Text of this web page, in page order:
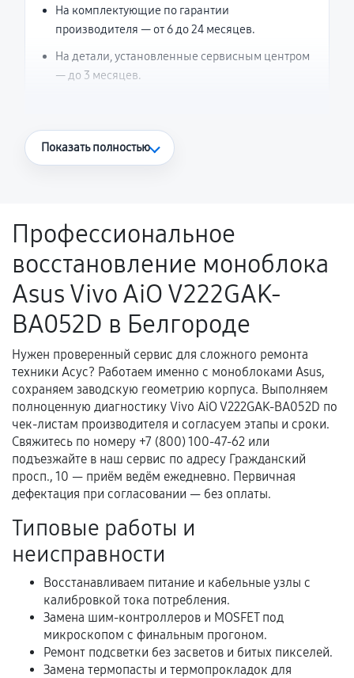
На комплектующие по гарантии
производителя — от 6 до 24 месяцев.
На детали, установленные сервисным центром
— до 3 месяцев.
Что считается гарантийным случаем
Поломка установленной детали при
нормальной эксплуатации в течение
гарантийного срока.
Несоответствие комплектующей заявленным
техническим характеристикам.
Документы для подтверждения
гарантии
Гарантийный талон.
Акт выполненных работ с датой, перечнем
услуг и сроком гарантии.
и кассовый чек.
Расширенная гарантия
В некоторых случаях возможно оформление
расширенной гарантии. Стоимость, сроки и
условия продления согласовываются отдельно и
Показать полностью
Профессиональное
восстановление моноблока
Asus Vivo AiO V222GAK-
BA052D в Белгороде
Нужен проверенный сервис для сложного ремонта
техники Асус? Работаем именно с моноблоками Asus,
сохраняем заводскую геометрию корпуса. Выполняем
полноценную диагностику Vivo AiO V222GAK-BA052D по
чек-листам производителя и согласуем этапы и сроки.
Свяжитесь по номеру +7 (800) 100-47-62 или
подъезжайте в наш сервис по адресу Гражданский
просп., 10 — приём ведём ежедневно. Первичная
дефектация при согласовании — без оплаты.
Типовые работы и
неисправности
Восстанавливаем питание и кабельные узлы с
калибровкой тока потребления.
Замена шим-контроллеров и MOSFET под
микроскопом с финальным прогоном.
Ремонт подсветки без засветов и битых пикселей.
Замена термопасты и термопрокладок для